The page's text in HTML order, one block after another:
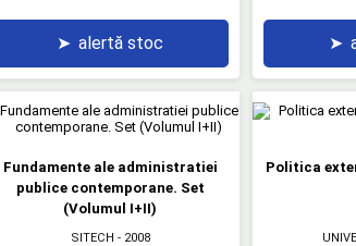
➤ alertă stoc ➤
Fundamente ale administratiei
publice contemporane. Set
(Volumul I+II)
SITECH - 2008
Politica